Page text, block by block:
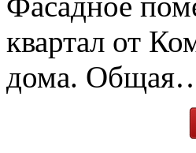
квартал от
дома.